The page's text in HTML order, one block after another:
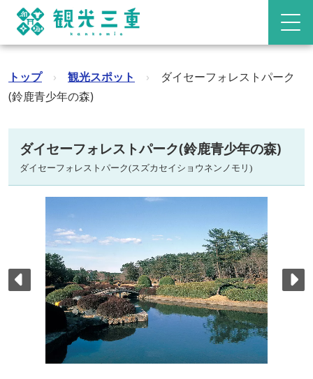
トップ › 観光スポット ›
ダイセーフォレストパーク
(鈴鹿青少年の森)
ダイセーフォレストパーク(鈴鹿青少年の森)
ダイセーフォレストパーク(スズカセイショウネンノモリ)